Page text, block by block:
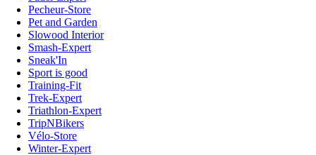
Pecheur-Store
Pet and Garden
Slowood Interior
Smash-Expert
Sneak'In
Sport is good
Training-Fit
Trek-Expert
Triathlon-Expert
TripNBikers
Vélo-Store
Winter-Expert